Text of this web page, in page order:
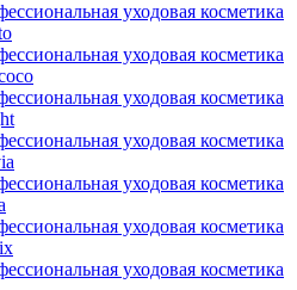
уходовая косметика
уходовая косметика
уходовая косметика
уходовая косметика
уходовая косметика
уходовая косметика
уходовая косметика